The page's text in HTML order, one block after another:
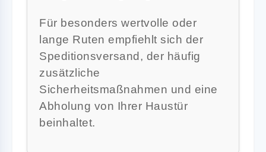
Für besonders wertvolle oder
lange Ruten empfiehlt sich der
Speditionsversand, der häufig
zusätzliche
Sicherheitsmaßnahmen und eine
Abholung von Ihrer Haustür
beinhaltet.